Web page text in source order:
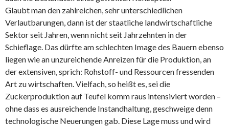
Glaubt man den zahlreichen, sehr unterschiedlichen
Verlautbarungen, dann ist der staatliche landwirtschaftliche
Sektor seit Jahren, wenn nicht seit Jahrzehnten in der
Schieflage. Das dürfte am schlechten Image des Bauern ebenso
liegen wie an unzureichende Anreizen für die Produktion, an
der extensiven, sprich: Rohstoff- und Ressourcen fressenden
Art zu wirtschaften. Vielfach, so heißt es, sei die
Zuckerproduktion auf Teufel komm raus intensiviert worden –
ohne dass es ausreichende Instandhaltung, geschweige denn
technologische Neuerungen gab. Diese Lage muss und wird